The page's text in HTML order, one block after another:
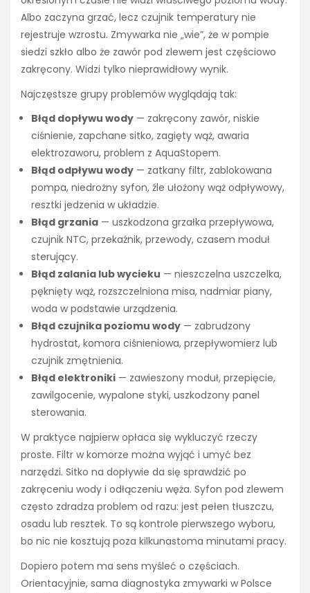
Albo zaczyna grzać, lecz czujnik temperatury nie
rejestruje wzrostu. Zmywarka nie „wie”, że w pompie
siedzi szkło albo że zawór pod zlewem jest częściowo
zakręcony. Widzi tylko nieprawidłowy wynik.
Najczęstsze grupy problemów wyglądają tak:
Błąd dopływu wody — zakręcony zawór, niskie
ciśnienie, zapchane sitko, zagięty wąż, awaria
elektrozaworu, problem z AquaStopem.
Błąd odpływu wody — zatkany filtr, zablokowana
pompa, niedrożny syfon, źle ułożony wąż odpływowy,
resztki jedzenia w układzie.
Błąd grzania — uszkodzona grzałka przepływowa,
czujnik NTC, przekaźnik, przewody, czasem moduł
sterujący.
Błąd zalania lub wycieku — nieszczelna uszczelka,
pęknięty wąż, rozszczelniona misa, nadmiar piany,
woda w podstawie urządzenia.
Błąd czujnika poziomu wody — zabrudzony
hydrostat, komora ciśnieniowa, przepływomierz lub
czujnik zmętnienia.
Błąd elektroniki — zawieszony moduł, przepięcie,
zawilgocenie, wypalone styki, uszkodzony panel
sterowania.
W praktyce najpierw opłaca się wykluczyć rzeczy
proste. Filtr w komorze można wyjąć i umyć bez
narzędzi. Sitko na dopływie da się sprawdzić po
zakręceniu wody i odłączeniu węża. Syfon pod zlewem
często zdradza problem od razu: jest pełen tłuszczu,
osadu lub resztek. To są kontrole pierwszego wyboru,
bo nic nie kosztują poza kilkunastoma minutami pracy.
Dopiero potem ma sens myśleć o częściach.
Orientacyjnie, sama diagnostyka zmywarki w Polsce